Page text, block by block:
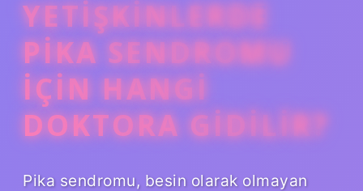
YETIŞKINLERDE
PIKA SENDROMU
IÇIN HANGI
DOKTORA GIDILIR?
Pika sendromu, besin olarak olmayan